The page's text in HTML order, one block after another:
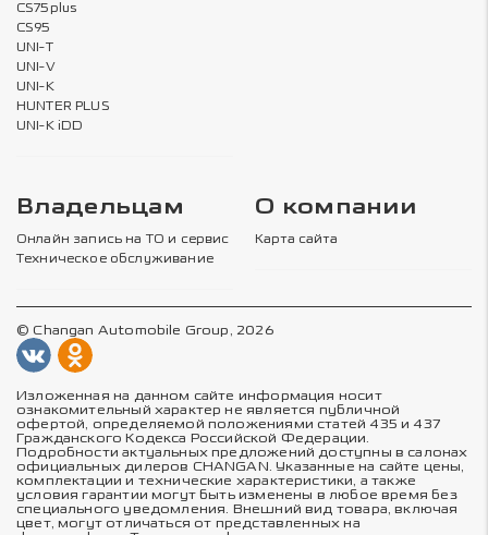
CS75plus
CS95
UNI-T
UNI-V
UNI-K
HUNTER PLUS
UNI-K iDD
Владельцам
Онлайн запись на ТО и сервис
Техническое обслуживание
О компании
Карта сайта
© Changan Automobile Group, 2026
Изложенная на данном сайте информация носит
ознакомительный характер не является публичной
офертой, определяемой положениями статей 435 и 437
Гражданского Кодекса Российской Федерации.
Подробности актуальных предложений доступны в салонах
официальных дилеров CHANGAN. Указанные на сайте цены,
комплектации и технические характеристики, а также
условия гарантии могут быть изменены в любое время без
специального уведомления. Внешний вид товара, включая
цвет, могут отличаться от представленных на